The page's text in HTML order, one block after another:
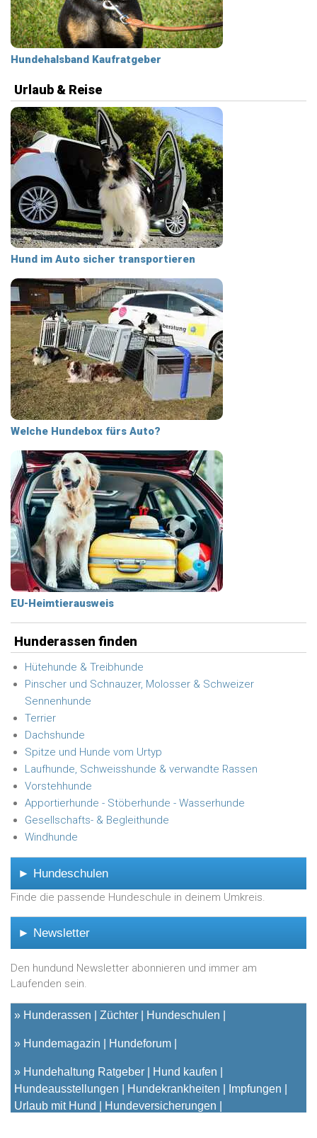
Hundehalsband Kaufratgeber
Urlaub & Reise
Hund im Auto sicher transportieren
Welche Hundebox fürs Auto?
EU-Heimtierausweis
Hunderassen finden
Hütehunde & Treibhunde
Pinscher und Schnauzer, Molosser & Schweizer
Sennenhunde
Terrier
Dachshunde
Spitze und Hunde vom Urtyp
Laufhunde, Schweisshunde & verwandte Rassen
Vorstehhunde
Apportierhunde - Stöberhunde - Wasserhunde
Gesellschafts- & Begleithunde
Windhunde
► Hundeschulen
Finde die passende Hundeschule in deinem Umkreis.
► Newsletter
Den hundund Newsletter abonnieren und immer am
Laufenden sein.
» Hunderassen Züchter Hundeschulen
» Hundemagazin Hundeforum
» Hundehaltung Ratgeber
Hund kaufen
Hundeausstellungen
Hundekrankheiten
Impfungen
Urlaub mit Hund
Hundeversicherungen